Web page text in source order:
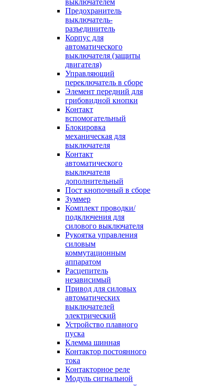
выключателем
Предохранитель
выключатель-
разъединитель
Корпус для
автоматического
выключателя (защиты
двигателя)
Управляющий
переключатель в сборе
Элемент передний для
грибовидной кнопки
Контакт
вспомогательный
Блокировка
механическая для
выключателя
Контакт
автоматического
выключателя
дополнительный
Пост кнопочный в сборе
Зуммер
Комплект проводки/
подключения для
силового выключателя
Рукоятка управления
силовым
коммутационным
аппаратом
Расцепитель
независимый
Привод для силовых
автоматических
выключателей
электрический
Устройство плавного
пуска
Клемма шинная
Контактор постоянного
тока
Контакторное реле
Модуль сигнальной